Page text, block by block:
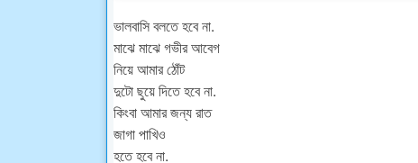
ভালবাসি বলতে হবে না.
মাঝে মাঝে গভীর আবেগ
নিয়ে আমার ঠোঁট
দুটো ছুয়ে দিতে হবে না.
কিংবা আমার জন্য রাত
জাগা পাখিও
হতে হবে না.